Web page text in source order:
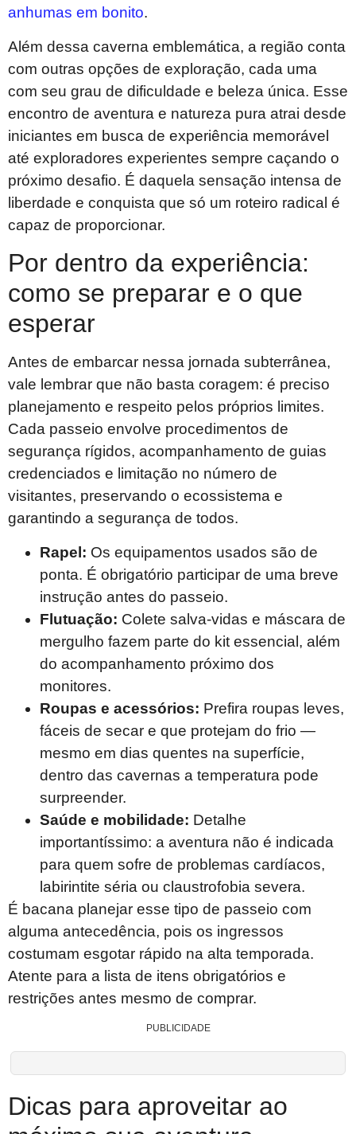
anhumas em bonito.
Além dessa caverna emblemática, a região conta
com outras opções de exploração, cada uma
com seu grau de dificuldade e beleza única. Esse
encontro de aventura e natureza pura atrai desde
iniciantes em busca de experiência memorável
até exploradores experientes sempre caçando o
próximo desafio. É daquela sensação intensa de
liberdade e conquista que só um roteiro radical é
capaz de proporcionar.
Por dentro da experiência:
como se preparar e o que
esperar
Antes de embarcar nessa jornada subterrânea,
vale lembrar que não basta coragem: é preciso
planejamento e respeito pelos próprios limites.
Cada passeio envolve procedimentos de
segurança rígidos, acompanhamento de guias
credenciados e limitação no número de
visitantes, preservando o ecossistema e
garantindo a segurança de todos.
Rapel: Os equipamentos usados são de
ponta. É obrigatório participar de uma breve
instrução antes do passeio.
Flutuação: Colete salva-vidas e máscara de
mergulho fazem parte do kit essencial, além
do acompanhamento próximo dos
monitores.
Roupas e acessórios: Prefira roupas leves,
fáceis de secar e que protejam do frio —
mesmo em dias quentes na superfície,
dentro das cavernas a temperatura pode
surpreender.
Saúde e mobilidade: Detalhe
importantíssimo: a aventura não é indicada
para quem sofre de problemas cardíacos,
labirintite séria ou claustrofobia severa.
É bacana planejar esse tipo de passeio com
alguma antecedência, pois os ingressos
costumam esgotar rápido na alta temporada.
Atente para a lista de itens obrigatórios e
restrições antes mesmo de comprar.
PUBLICIDADE
Dicas para aproveitar ao